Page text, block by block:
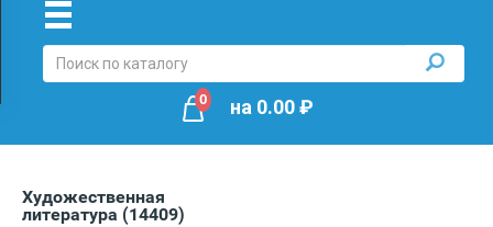
0 на 0.00₽
Художественная
литература (14409)